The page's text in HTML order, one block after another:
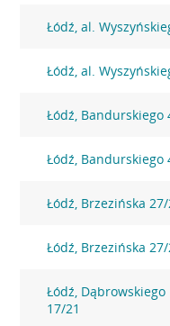
Łódź, al.
Łódź, al.
Łódź, Bandurskiego
Łódź, Bandurskiego
Łódź, Brzezińska
Łódź, Brzezińska
Łódź, Dąbrowskiego
17/21